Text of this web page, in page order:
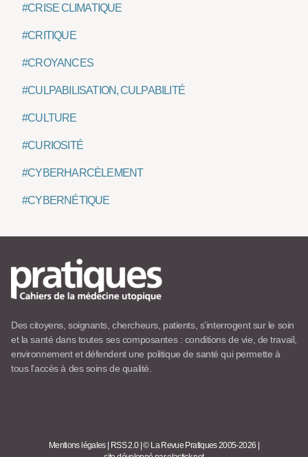
#CRISE CLIMATIQUE
#CRITIQUE
#CROYANCES
#CULPABILISATION, CULPABILITÉ
#CULTURE
#CURIOSITÉ
#CYBERHARCÈLEMENT
#CYBERNÉTIQUE
Des citoyens, soignants, chercheurs, patients, s’interrogent sur le soin
et la santé dans toutes ses composantes : conditions de vie, de travail,
environnement et défendent une politique de santé qui permette à
tous l’accès à des soins de qualité.
Mentions légales RSS 2.0 |© La Revue Pratiques 2005-2026